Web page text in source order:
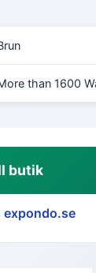
than 1600
butik
expondo.se